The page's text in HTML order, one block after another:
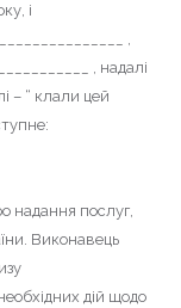
і
,
, надалі
– “ клали цей
надання послуг,
Виконавець
дій щодо